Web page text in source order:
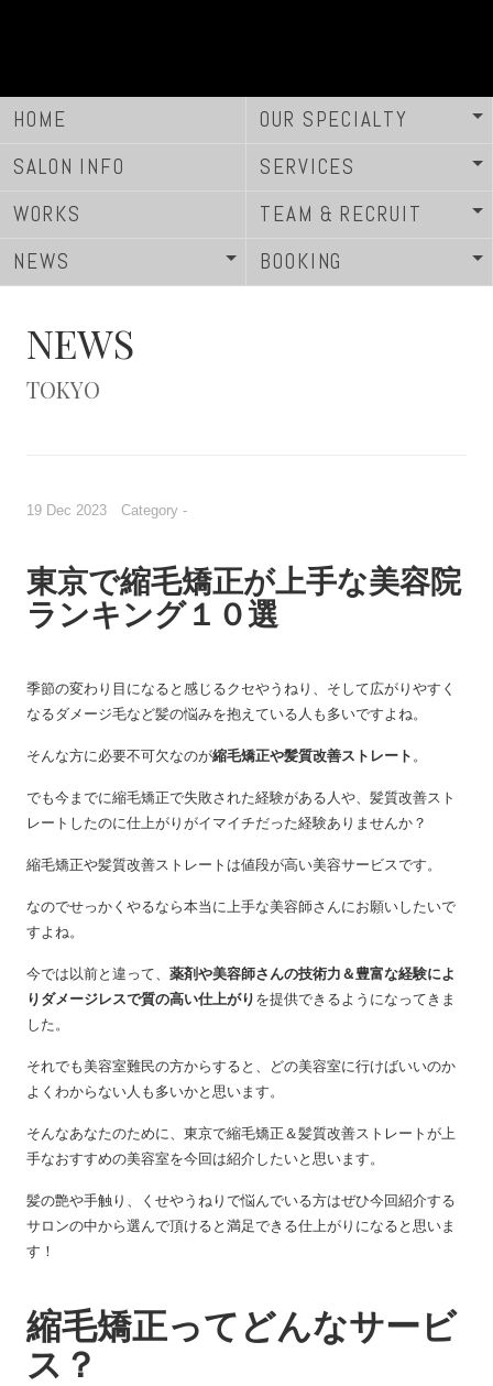
HOME
OUR SPECIALTY
SALON INFO
SERVICES
WORKS
TEAM & RECRUIT
NEWS
BOOKING
NEWS
TOKYO
19 Dec 2023 Category -
東京で縮毛矯正が上手な美容院
ランキング１０選
季節の変わり目になると感じるクセやうねり、そして広がりやすく
なるダメージ毛など髪の悩みを抱えている人も多いですよね。
そんな方に必要不可欠なのが縮毛矯正や髪質改善ストレート 。
でも今までに縮毛矯正で失敗された経験がある人や、髪質改善スト
レートしたのに仕上がりがイマイチだった経験ありませんか？
縮毛矯正や髪質改善ストレートは値段が高い美容サービスです。
なのでせっかくやるなら本当に上手な美容師さんにお願いしたいで
すよね。
今では以前と違って、 薬剤や美容師さんの技術力＆豊富な経験によ
りダメージレスで質の高い仕上がり を提供できるようになってきま
した。
それでも美容室難民の方からすると、どの美容室に行けばいいのか
よくわからない人も多いかと思います。
そんなあなたのために、東京で縮毛矯正＆髪質改善ストレートが上
手なおすすめの美容室を今回は紹介したいと思います。
髪の艶や手触り、くせやうねりで悩んでいる方はぜひ今回紹介する
サロンの中から選んで頂けると満足できる仕上がりになると思いま
す！
縮毛矯正ってどんなサービ
ス？